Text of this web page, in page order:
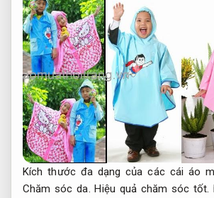
Kích thước đa dạng của các cái áo
Chăm sóc da. Hiệu quả chăm sóc tốt.